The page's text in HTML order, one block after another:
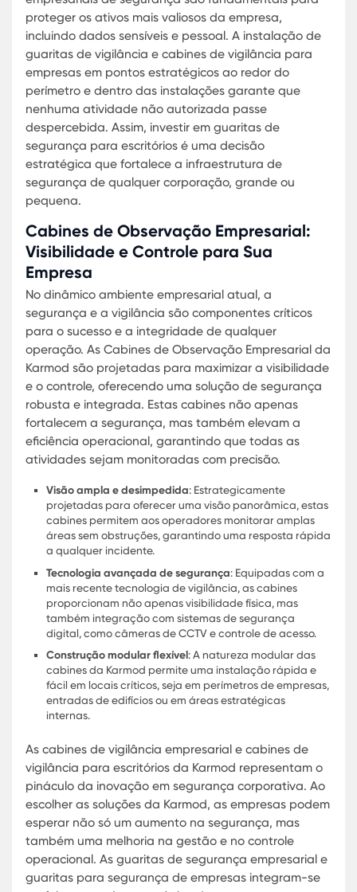
incluindo cabines de vigilância para empresas e
cabines de vigilância corporativa. Além de
funcionalidades de segurança, essas guaritas
também são projetadas para proporcionar
aos profissionais de segurança, permitindo que
desempenhem suas funções eficientemente em
qualquer clima ou condição ambiental. As
observação oferecem uma visibilidade ampla,
essencial para uma vigilância efetiva.
Escritórios: Conforto e Proteção em
Qualquer Ambiente
Guaritas de segurança para escritórios são uma
escolha inteligente para empresas que desejam
manter um ambiente seguro sem comprometer a
estética do local. Essas estruturas são
não só para oferecer segurança, mas também
se integrar harmoniosamente à arquitetura
existente. As guaritas empresariais de
guaritas de vigilância proporcionam um
controlado e protegido, ideal para áreas
corporativas onde a segurança precisa ser
mas eficaz.
Implementar cabines de vigilância para
significa investir no bem-estar dos
que se sentem mais seguros sabendo que estão
protegidos contra potenciais ameaças. Essas
guaritas podem ser equipadas com modernos
sistemas de comunicação e vigilância,
que todas as áreas do escritório estejam sob
constante monitoramento. Assim, as cabines de
vigilância empresarial tornam-se um
empresa, combinando proteção eficiente com
que respeita o visual corporativo.
Cabines de Vigilância para
Segurança Interna e Externa de Alto
Nível
As cabines de vigilância para escritórios são